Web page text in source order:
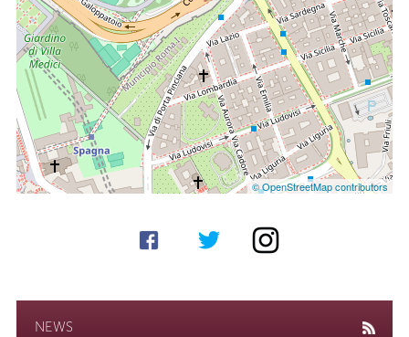
© OpenStreetMap contributors
NEWS